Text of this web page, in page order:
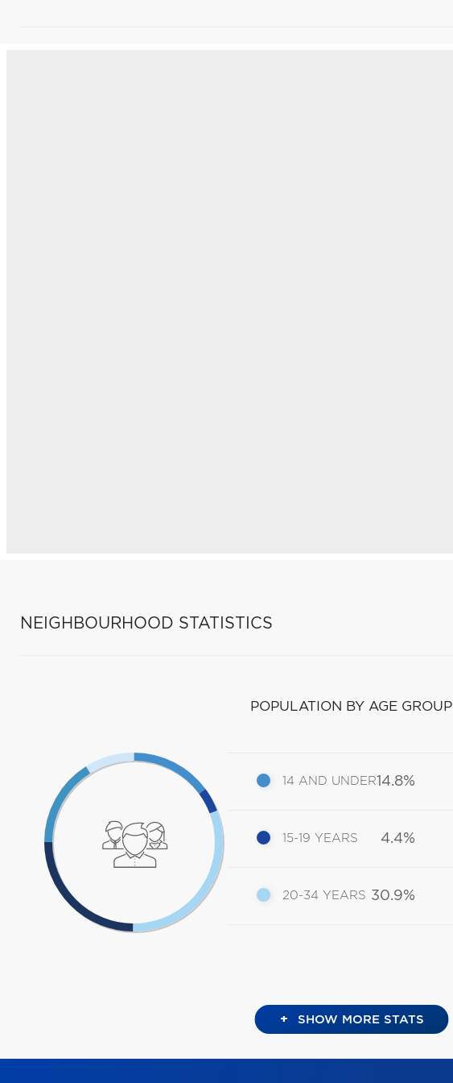
NEIGHBOURHOOD STATISTICS
POPULATION BY AGE GROUP
14 AND UNDER14.8%
15-19 YEARS 4.4%
20-34 YEARS 30.9%
+ SHOW MORE STATS